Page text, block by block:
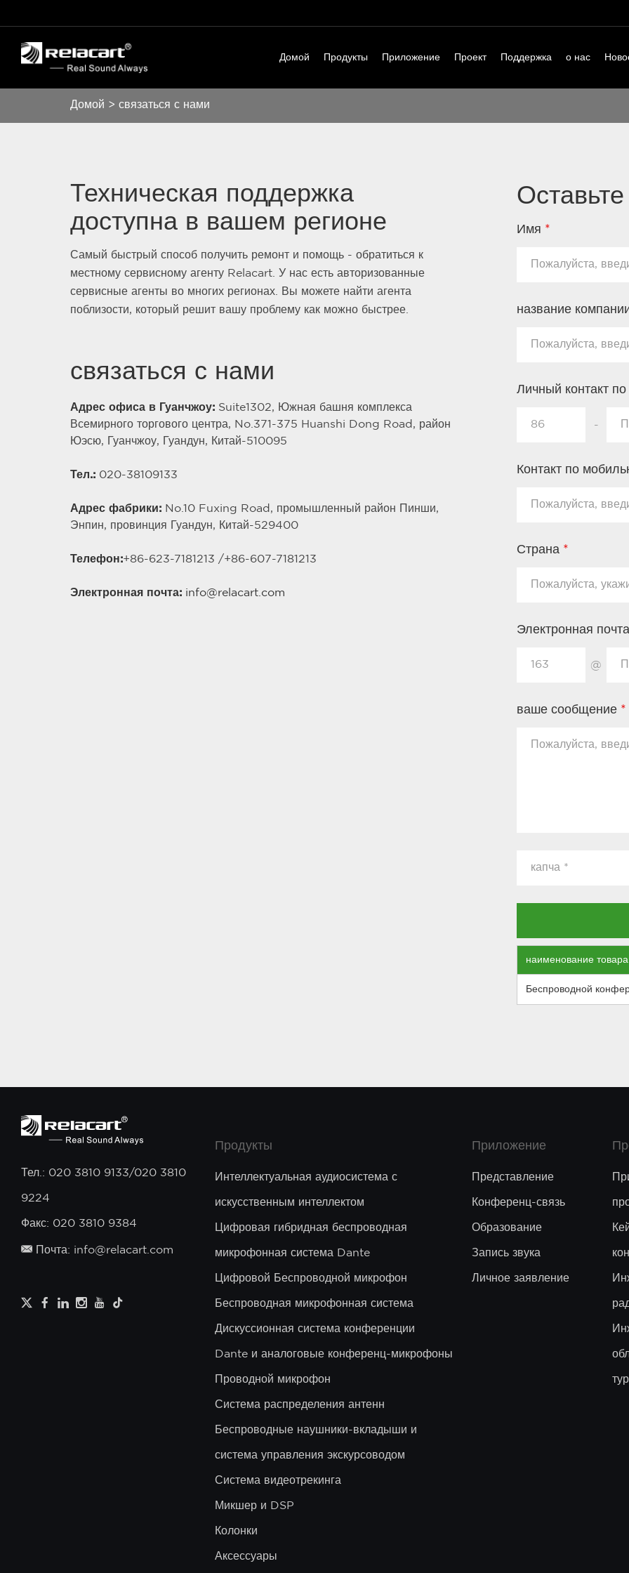
Домой Продукты Приложение Проект Поддержка о нас
Домой > связаться с нами
Техническая поддержка
доступна в вашем регионе
Самый быстрый способ получить ремонт и помощь - обратиться к
местному сервисному агенту Relacart. У нас есть авторизованные
сервисные агенты во многих регионах. Вы можете найти агента
поблизости, который решит вашу проблему как можно быстрее.
связаться с нами
Адрес офиса в Гуанчжоу: Suite1302, Южная башня комплекса
Всемирного торгового центра, No.371-375 Huanshi Dong Road, район
Юэсю, Гуанчжоу, Гуандун, Китай-510095
Тел.: 020-38109133
Адрес фабрики: No.10 Fuxing Road, промышленный район Пинши,
Энпин, провинция Гуандун, Китай-529400
Телефон:+86-623-7181213 /+86-607-7181213
Электронная почта: info@relacart.com
Имя *
название
Личный контакт
-
Контакт по
Страна *
Электронная
@
ваше сообщение *
наименование товара
Беспроводной
Тел.: 020 3810 9133/020 3810
9224
Факс: 020 3810 9384
Почта: info@relacart.com
Продукты
Интеллектуальная аудиосистема с
искусственным интеллектом
Цифровая гибридная беспроводная
микрофонная система Dante
Цифровой Беспроводной микрофон
Беспроводная микрофонная система
Дискуссионная система конференции
Dante и аналоговые конференц-микрофоны
Проводной микрофон
Система распределения антенн
Беспроводные наушники-вкладыши и
система управления экскурсоводом
Система видеотрекинга
Микшер и DSP
Колонки
Аксессуары
Приложение
Представление
Конференц-связь
Образование
Запись звука
Личное заявление